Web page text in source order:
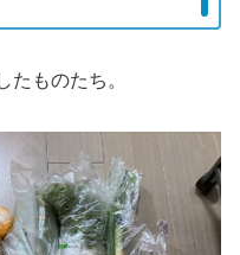
たものたち。